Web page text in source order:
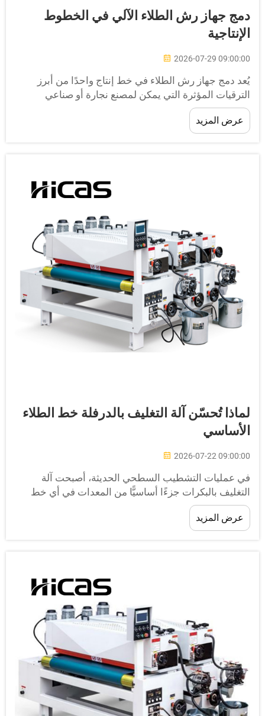
جهاز رش الطلاء الآلي في الخطوط
2026-07-29
دمج جهاز رش الطلاء في خط إنتاج واحدًا من أبرز
المؤثرة التي يمكن لمصنع نجارة أو صناعي
وعندما يتم توصيل جهاز رش الطلاء بسلاسة
السابقة واللاحقة، فإن العملية بأكملها...عرض المزيد
تُحسّن آلة التغليف بالدرفلة خط الطلاء
2026-07-22
عمليات التشطيب السطحي الحديثة، أصبحت آلة
بالبكرات جزءًا أساسيًّا من المعدات في أي خط
يركّز على تطبيق الطلاء الأساسي. سواء كان السطح
عبارة عن لوحة أثاث من البلاستيك المرنعرض المزيد